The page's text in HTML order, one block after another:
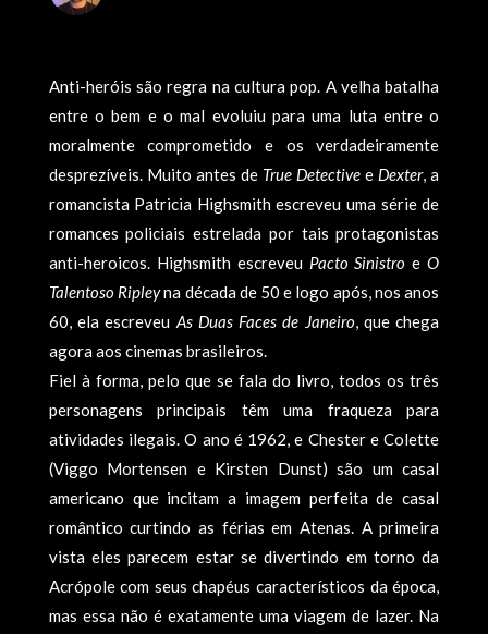
Anti-heróis são regra na cultura pop. A velha batalha
entre o bem e o mal evoluiu para uma luta entre o
moralmente comprometido e os verdadeiramente
desprezíveis. Muito antes de True Detective e Dexter, a
romancista Patricia Highsmith escreveu uma série de
romances policiais estrelada por tais protagonistas
anti-heroicos. Highsmith escreveu Pacto Sinistro eO
Talentoso Ripleyna década de 50 e logo após, nos anos
60, ela escreveu As Duas Faces de Janeiro, que chega
agora aos cinemas brasileiros.
Fiel à forma, pelo que se fala do livro, todos os três
personagens principais têm uma fraqueza para
atividades ilegais. O ano é 1962, e Chester e Colette
(Viggo Mortensen e Kirsten Dunst) são um casal
americano que incitam a imagem perfeita de casal
romântico curtindo as férias em Atenas. A primeira
vista eles parecem estar se divertindo em torno da
Acrópole com seus chapéus característicos da época,
mas essa não é exatamente uma viagem de lazer. Na